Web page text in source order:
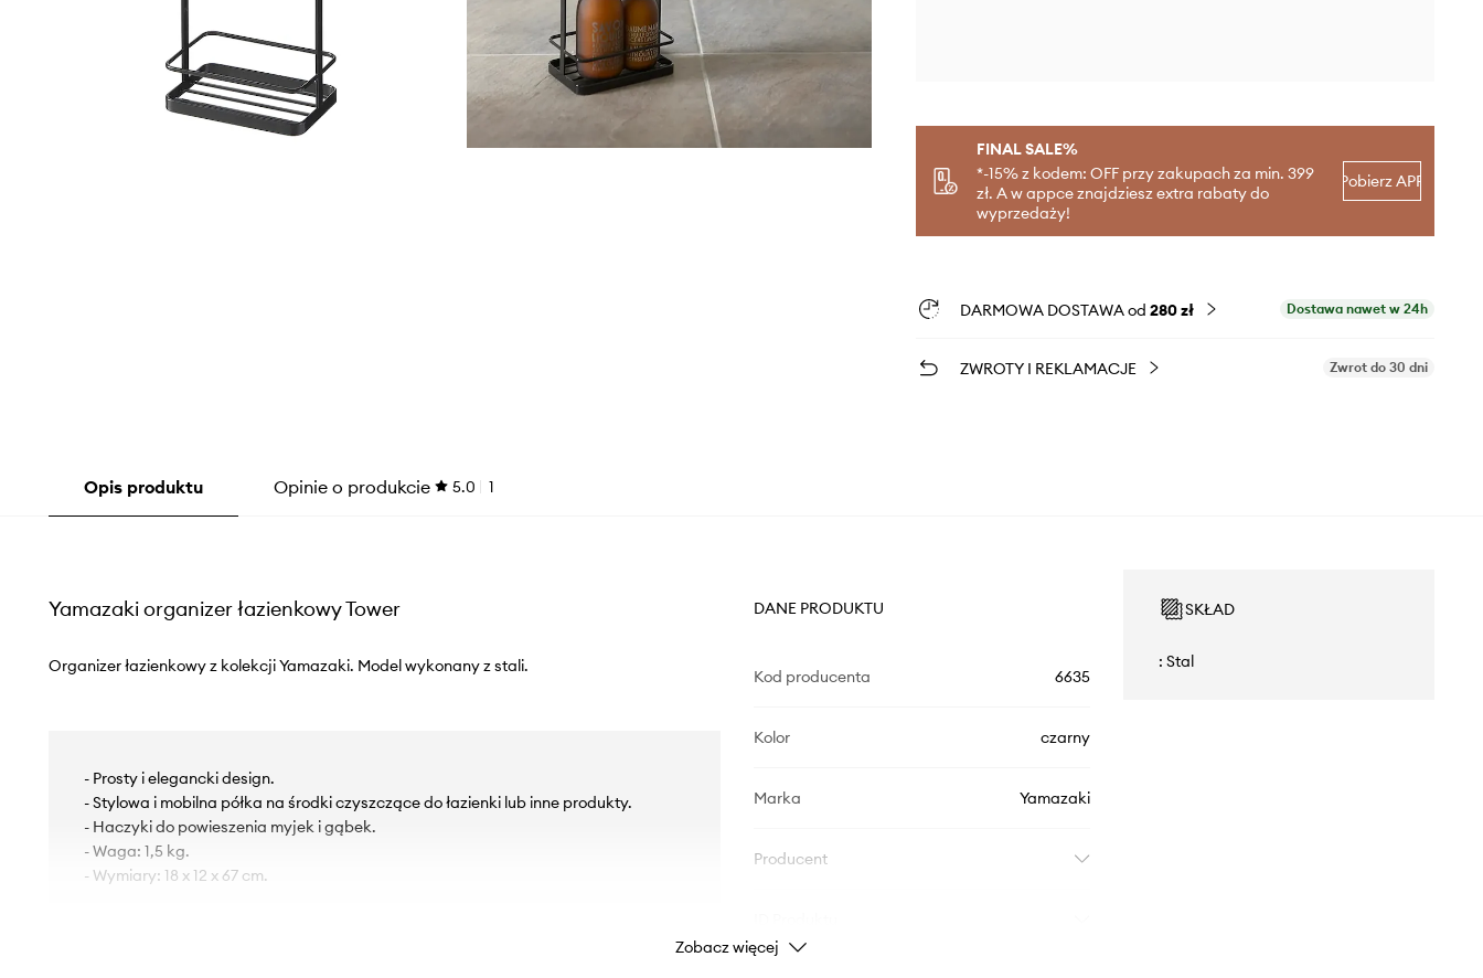
FINAL SALE%
*-15% z kodem: OFF przy zakupach za min. 399
zł. A w appce znajdziesz extra rabaty do
wyprzedaży!
Pobierz APP
DARMOWA DOSTAWA od 280 zł Dostawa nawet w 24h
ZWROTY I REKLAMACJE Zwrot do 30 dni
Opis produktu Opinie o produkcie 5.0 1
Yamazaki organizer łazienkowy Tower
Organizer łazienkowy z kolekcji Yamazaki. Model wykonany z stali.
- Prosty i elegancki design.
- Stylowa i mobilna półka na środki czyszczące do łazienki lub inne produkty.
- Haczyki do powieszenia myjek i gąbek.
- Waga: 1,5 kg.
- Wymiary: 18 x 12 x 67 cm.
DANE PRODUKTU
Kod producenta 6635
Kolor czarny
Marka Yamazaki
Producent
SKŁAD
: Stal
Zobacz więcej